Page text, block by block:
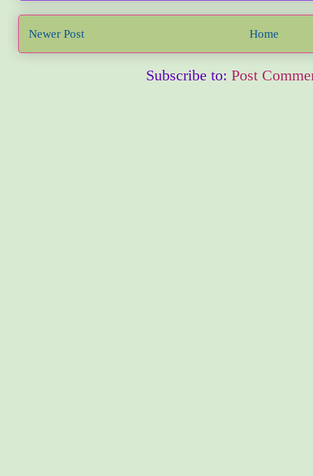
Newer Post Home
Subscribe to: Post